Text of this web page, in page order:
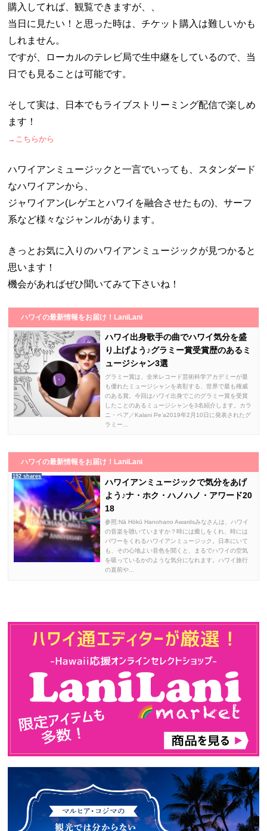
購入してれば、観覧できますが、、
当日に見たい！と思った時は、チケット購入は難しいかも
しれません。
ですが、ローカルのテレビ局で生中継をしているので、当
日でも見ることは可能です。
そして実は、日本でもライブストリーミング配信で楽しめ
ます！
→こちらから
ハワイアンミュージックと一言でいっても、スタンダード
なハワイアンから、
ジャワイアン(レゲエとハワイを融合させたもの)、サーフ
系など様々なジャンルがあります。
きっとお気に入りのハワイアンミュージックが見つかると
思います！
機会があればぜひ聞いてみて下さいね！
ハワイの最新情報をお届け！LaniLani
ハワイ出身歌手の曲でハワイ気分を盛
り上げよう♪グラミー賞受賞歴のあるミ
ュージシャン3選
グラミー賞は、全米レコード芸術科学アカデミーが最
も優れたミュージシャンを表彰する、世界で最も権威
のある賞。今回はハワイ出身でこのグラミー賞を受賞
したことのあるミュージシャンを3名紹介します。カラ
ニ・ペア／Kalani Pe’a2019年2月10日に発表されたグ
ラミー...
ハワイの最新情報をお届け！LaniLani
192 shares
ハワイアンミュージックで気分をあげ
よう♪ナ・ホク・ハノハノ・アワード20
18
参照:Nā Hōkū Hanohano Awardsみなさんは、ハワイ
の音楽を聴いていますか？時には癒しをくれ、時には
パワーをくれるハワイアンミュージック。日本にいて
も、その心地よい音色を聞くと、まるでハワイの空気
を吸っているかのような気分になれます。ハワイ旅行
の直前や...